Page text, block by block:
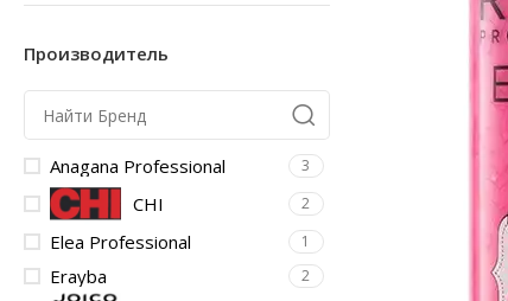
Производитель
Anagana Professional 3
CHI 2
Elea Professional 1
Erayba 2